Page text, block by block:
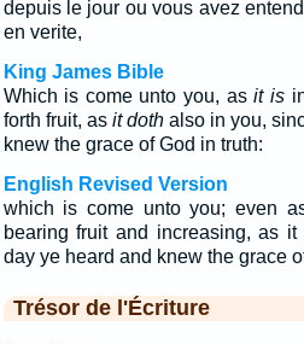
depuis le jour ou vous avez
en verite,
King James Bible
Which is come unto you, asit is
forth fruit, as it dothalso in you,
knew the grace of God in truth:
English Revised Version
which is come unto you; even
bearing fruit and increasing, as
day ye heard and knew the grace
Trésor de l'Écriture